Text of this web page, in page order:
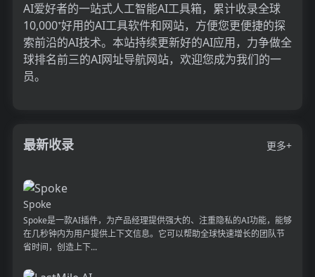
AI爱好者的一站式人工智能AI工具箱，累计收录全球
10,000⁺好用的AI工具软件和网站，方便您更便捷的探
索前沿的AI技术。本站持续更新好的AI应用，力争做全
球排名前三的AI网址导航网站，欢迎您成为我们的一
员。
最新收录 更多+
Spoke
Spoke是一款AI插件，为产品经理提供强大的、注重隐私的AI功能，能够
在几秒钟内为用户提供上下文信息。它可以帮助全球快速增长的团队节
省时间，创造上下...